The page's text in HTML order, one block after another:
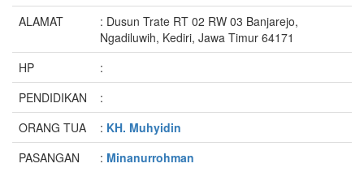
ALAMAT
: Dusun Trate RT 02 RW 03 Banjarejo,
Ngadiluwih, Kediri, Jawa Timur 64171
HP
:
PENDIDIKAN
:
ORANG TUA
: KH. Muhyidin
PASANGAN
: Minanurrohman